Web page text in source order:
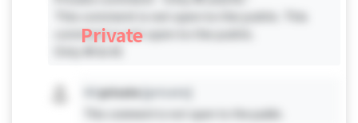
This comment is not open to the public. This
comment is not open to the public.
Private
#Xprivate[private]
This comment is not open to the public.